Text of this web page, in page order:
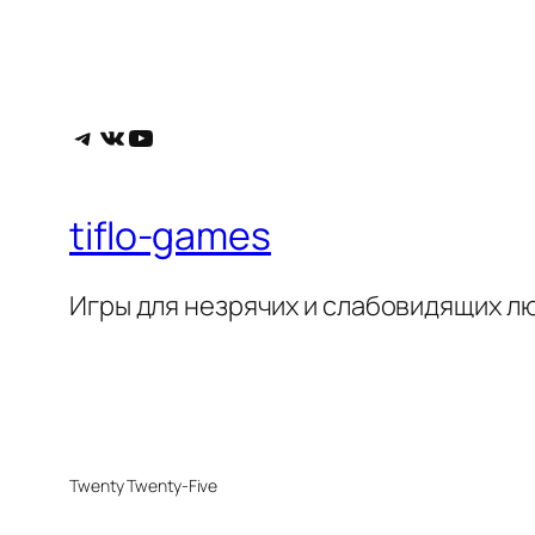
Telegram
ВКонтакте
YouTube
tiflo-games
Игры для незрячих и слабовидящих
Twenty Twenty-Five